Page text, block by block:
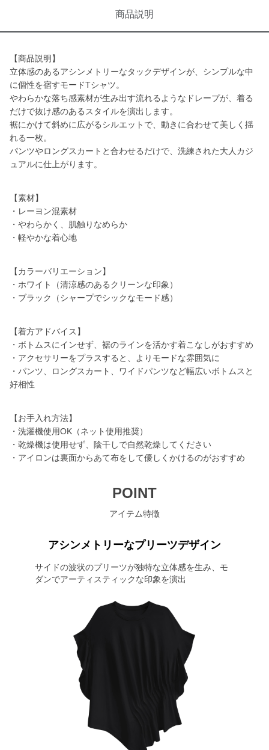
商品説明
【商品説明】
立体感のあるアシンメトリーなタックデザインが、シンプルな中
に個性を宿すモードTシャツ。
やわらかな落ち感素材が生み出す流れるようなドレープが、着る
だけで抜け感のあるスタイルを演出します。
裾にかけて斜めに広がるシルエットで、動きに合わせて美しく揺
れる一枚。
パンツやロングスカートと合わせるだけで、洗練された大人カジ
ュアルに仕上がります。
【素材】
・レーヨン混素材
・やわらかく、肌触りなめらか
・軽やかな着心地
【カラーバリエーション】
・ホワイト（清涼感のあるクリーンな印象）
・ブラック（シャープでシックなモード感）
【着方アドバイス】
・ボトムスにインせず、裾のラインを活かす着こなしがおすすめ
・アクセサリーをプラスすると、よりモードな雰囲気に
・パンツ、ロングスカート、ワイドパンツなど幅広いボトムスと
好相性
【お手入れ方法】
・洗濯機使用OK（ネット使用推奨）
・乾燥機は使用せず、陰干しで自然乾燥してください
・アイロンは裏面からあて布をして優しくかけるのがおすすめ
POINT
アイテム特徴
アシンメトリーなプリーツデザイン
サイドの波状のプリーツが独特な立体感を生み、モ
ダンでアーティスティックな印象を演出